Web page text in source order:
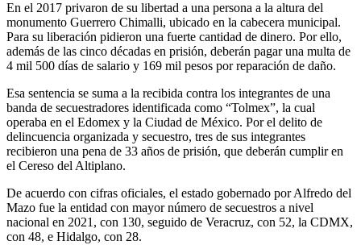
En el 2017 privaron de su libertad a una persona a la altura del
monumento Guerrero Chimalli, ubicado en la cabecera municipal.
Para su liberación pidieron una fuerte cantidad de dinero. Por ello,
además de las cinco décadas en prisión, deberán pagar una multa de
4 mil 500 días de salario y 169 mil pesos por reparación de daño.
Esa sentencia se suma a la recibida contra los integrantes de una
banda de secuestradores identificada como “Tolmex”, la cual
operaba en el Edomex y la Ciudad de México. Por el delito de
delincuencia organizada y secuestro, tres de sus integrantes
recibieron una pena de 33 años de prisión, que deberán cumplir en
el Cereso del Altiplano.
De acuerdo con cifras oficiales, el estado gobernado por Alfredo del
Mazo fue la entidad con mayor número de secuestros a nivel
nacional en 2021, con 130, seguido de Veracruz, con 52, la CDMX,
con 48, e Hidalgo, con 28.